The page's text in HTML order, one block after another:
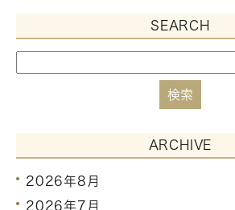
SEARCH
ARCHIVE
2026年8月
2026年7月